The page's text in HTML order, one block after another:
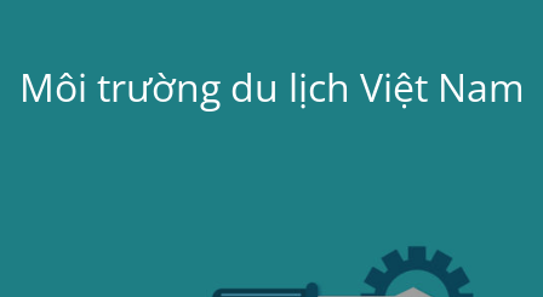
Môi trường du lịch Việt Nam